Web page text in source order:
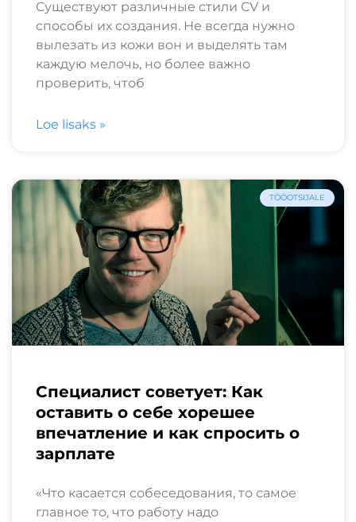
Существуют различные стили CV и
способы их создания. Не всегда нужно
вылезать из кожи вон и выделять там
каждую мелочь, но более важно
проверить, чтоб
Loe lisaks »
TÖÖOTSIJALE
Специалист советует: Как
оставить о себе хорешее
впечатление и как спросить о
зарплате
«Что касается собеседования, то самое
главное то, что работу надо